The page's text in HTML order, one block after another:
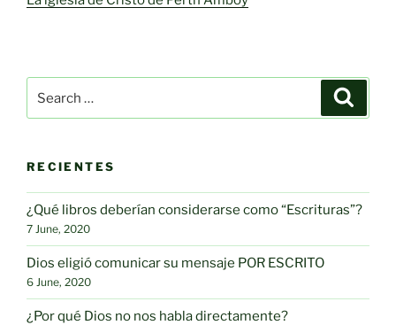
for:
RECIENTES
¿Qué libros deberían considerarse como “Escrituras”?
7 June, 2020
Dios eligió comunicar su mensaje POR ESCRITO
6 June, 2020
¿Por qué Dios no nos habla directamente?